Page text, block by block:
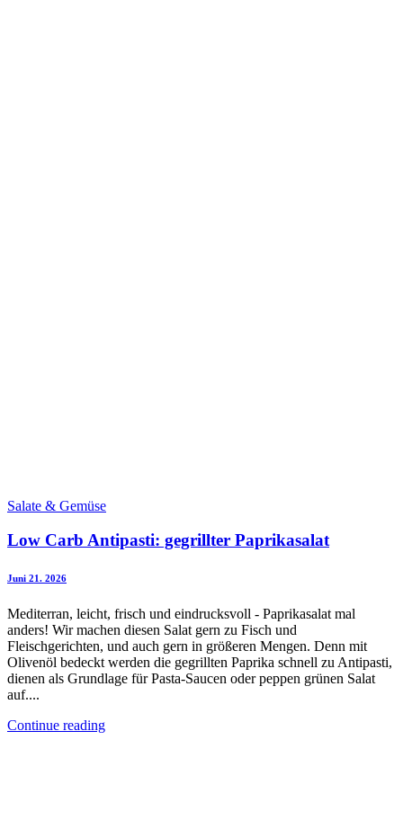
Salate & Gemüse
Low Carb Antipasti: gegrillter Paprikasalat
Juni 21. 2026
Mediterran, leicht, frisch und eindrucksvoll - Paprikasalat mal
anders! Wir machen diesen Salat gern zu Fisch und
Fleischgerichten, und auch gern in größeren Mengen. Denn mit
Olivenöl bedeckt werden die gegrillten Paprika schnell zu Antipasti,
dienen als Grundlage für Pasta-Saucen oder peppen grünen Salat
auf....
Continue reading